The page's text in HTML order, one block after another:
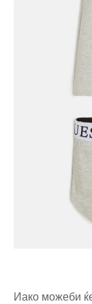
Иако можеби